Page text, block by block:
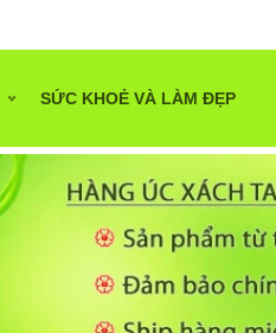
SỨC KHOẺ VÀ LÀM ĐẸP